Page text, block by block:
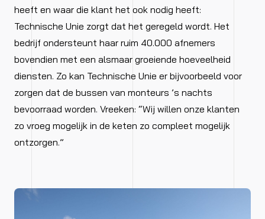
heeft en waar die klant het ook nodig heeft:
Technische Unie zorgt dat het geregeld wordt. Het
bedrijf ondersteunt haar ruim 40.000 afnemers
bovendien met een alsmaar groeiende hoeveelheid
diensten. Zo kan Technische Unie er bijvoorbeeld voor
zorgen dat de bussen van monteurs ’s nachts
bevoorraad worden. Vreeken: “Wij willen onze klanten
zo vroeg mogelijk in de keten zo compleet mogelijk
ontzorgen.”